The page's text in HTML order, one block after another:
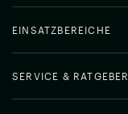
EINSATZBEREICHE
SERVICE & RATGEBER